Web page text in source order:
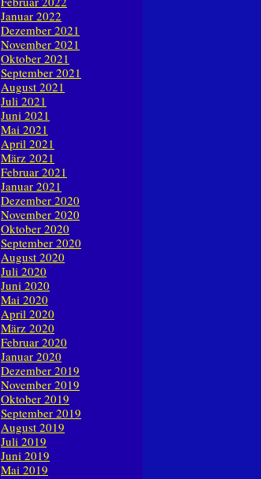
Januar 2022
Dezember 2021
November 2021
Oktober 2021
September 2021
August 2021
Juli 2021
Juni 2021
Mai 2021
April 2021
März 2021
Februar 2021
Januar 2021
Dezember 2020
November 2020
Oktober 2020
September 2020
August 2020
Juli 2020
Juni 2020
Mai 2020
April 2020
März 2020
Februar 2020
Januar 2020
Dezember 2019
November 2019
Oktober 2019
September 2019
August 2019
Juli 2019
Juni 2019
Mai 2019